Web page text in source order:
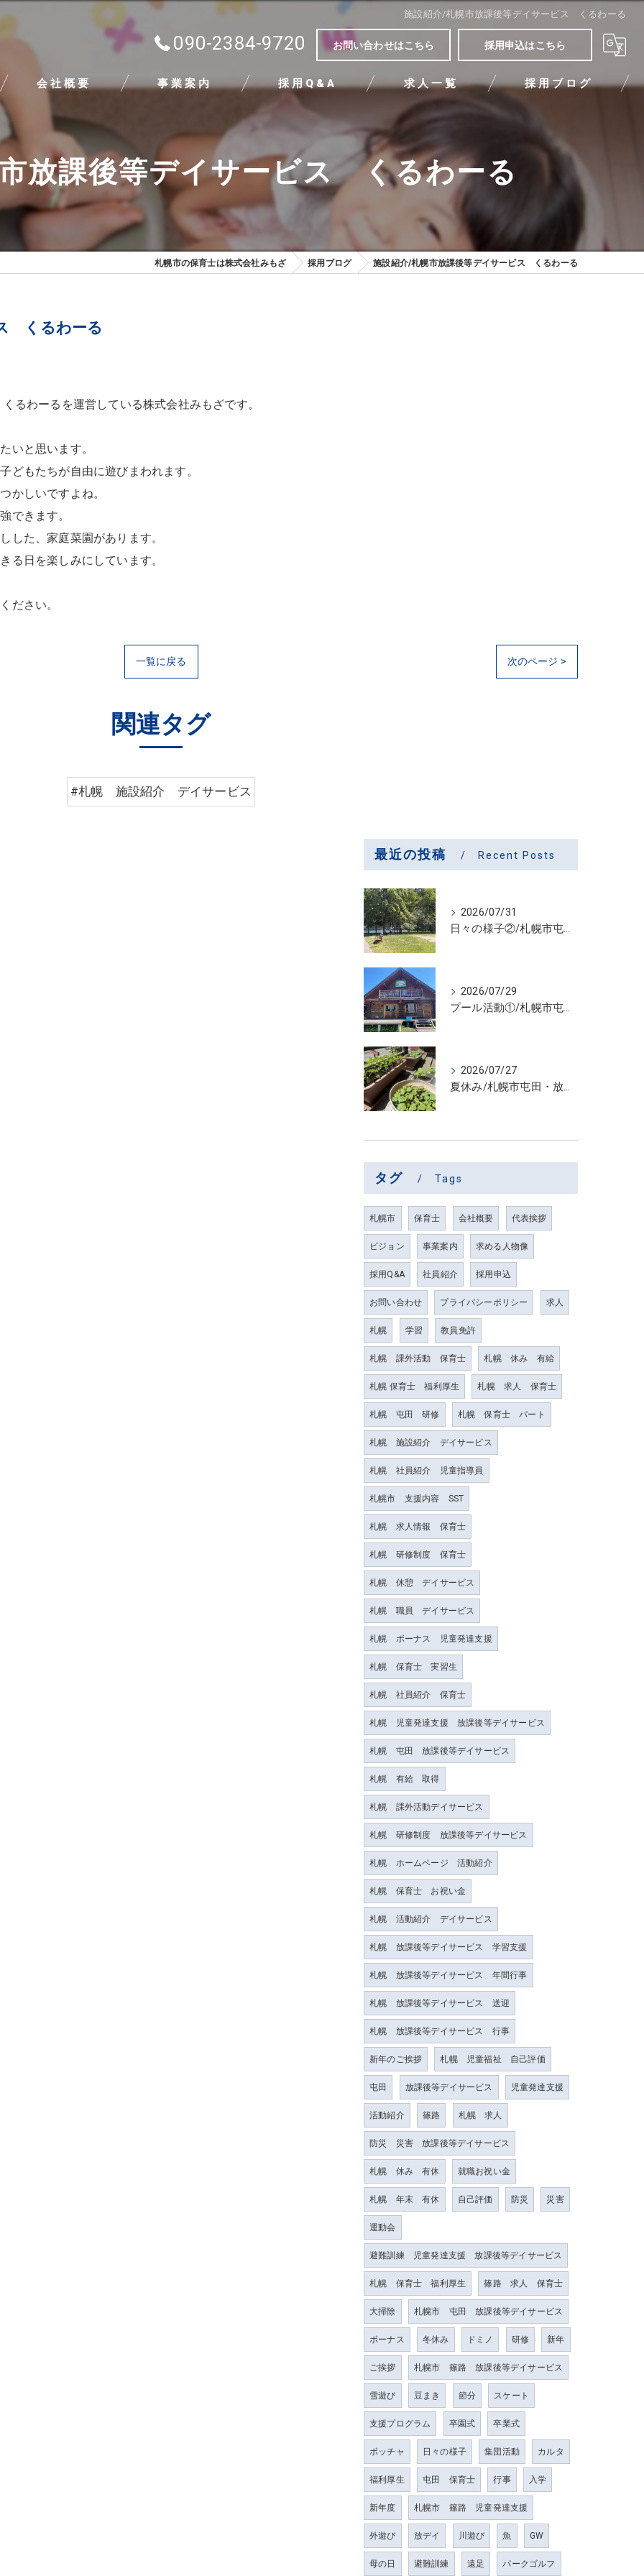
施設紹介/札幌市放課後等デイサービス くるわーる
090-2384-9720 お問い合わせはこちら 採用申込はこちら
会社概要
代表挨拶
ビジョン
求める人物像
事業案内 採用Q&A 求人一覧 採用ブログ
放課後等デイサービス くるわーる
札幌市の保育士は株式会社みもざ 採用ブログ 施設紹介/札幌市放課後等デイサービス くるわーる
くるわーる
るわーるを運営している株式会社みもざです。
いと思います。
どもたちが自由に遊びまわれます。
かしいですよね。
できます。
した、家庭菜園があります。
る日を楽しみにしています。
ださい。
一覧に戻る 次のページ >
関連タグ
#札幌 施設紹介 デイサービス
最近の投稿 Recent Posts
2026/07/31
日々の様子②/札幌市屯田・放課後等デイサービス くるわーる
2026/07/29
プール活動①/札幌市屯田・放課後等デイサービス くるわーる
2026/07/27
夏休み/札幌市屯田・放課後等デイサービス くるわーる
タグ Tags
札幌市 保育士 会社概要 代表挨拶
ビジョン 事業案内 求める人物像
採用Q&A 社員紹介 採用申込
お問い合わせ プライバシーポリシー 求人
札幌 学習 教員免許
札幌 課外活動 保育士 札幌 休み 有給
札幌 保育士 福利厚生 札幌 求人 保育士
札幌 屯田 研修 札幌 保育士 パート
札幌 施設紹介 デイサービス
札幌 社員紹介 児童指導員
札幌市 支援内容 SST
札幌 求人情報 保育士
札幌 研修制度 保育士
札幌 休憩 デイサービス
札幌 職員 デイサービス
札幌 ボーナス 児童発達支援
札幌 保育士 実習生
札幌 社員紹介 保育士
札幌 児童発達支援 放課後等デイサービス
札幌 屯田 放課後等デイサービス
札幌 有給 取得
札幌 課外活動デイサービス
札幌 研修制度 放課後等デイサービス
札幌 ホームページ 活動紹介
札幌 保育士 お祝い金
札幌 活動紹介 デイサービス
札幌 放課後等デイサービス 学習支援
札幌 放課後等デイサービス 年間行事
札幌 放課後等デイサービス 送迎
札幌 放課後等デイサービス 行事
新年のご挨拶 札幌 児童福祉 自己評価
屯田 放課後等デイサービス 児童発達支援
活動紹介 篠路 札幌 求人
防災 災害 放課後等デイサービス
札幌 休み 有休 就職お祝い金
札幌 年末 有休 自己評価 防災 災害
運動会
避難訓練 児童発達支援 放課後等デイサービス
札幌 保育士 福利厚生 篠路 求人 保育士
大掃除 札幌市 屯田 放課後等デイサービス
ボーナス 冬休み ドミノ 研修 新年
ご挨拶 札幌市 篠路 放課後等デイサービス
雪遊び 豆まき 節分 スケート
支援プログラム 卒園式 卒業式
ボッチャ 日々の様子 集団活動 カルタ
福利厚生 屯田 保育士 行事 入学
新年度 札幌市 篠路 児童発達支援
外遊び 放デイ 川遊び 魚 GW
母の日 避難訓練 遠足 パークゴルフ